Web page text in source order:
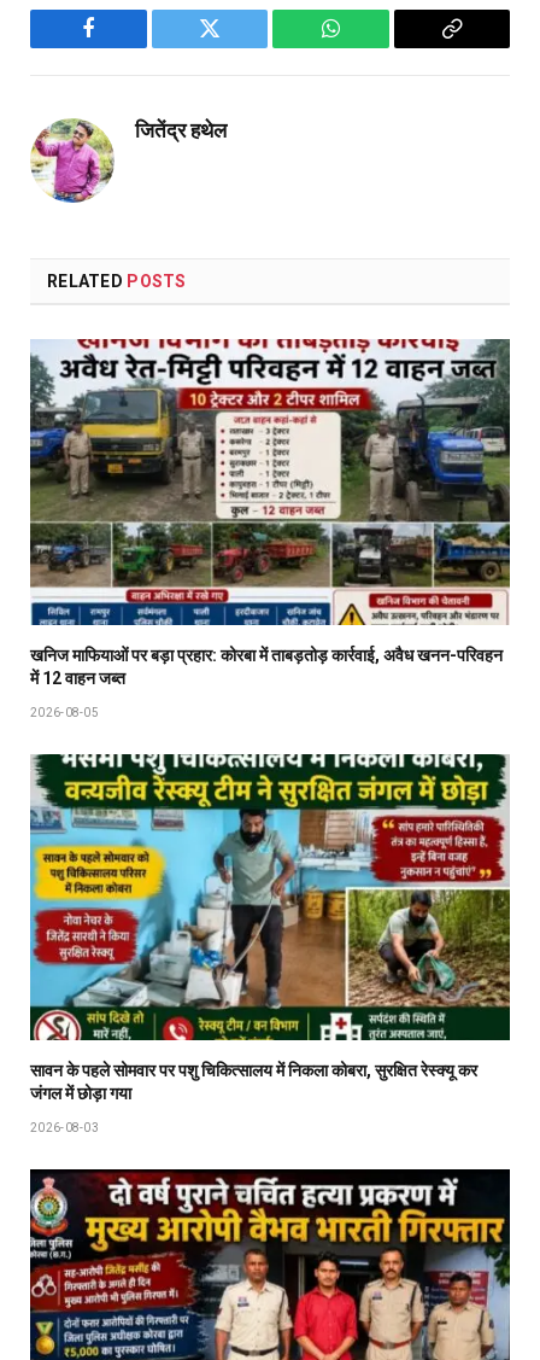
Facebook Twitter WhatsApp
Copy
जितेंद्र हथेल
RELATED POSTS
खनिज माफियाओं पर बड़ा प्रहार: कोरबा में ताबड़तोड़ कार्रवाई, अवैध खनन-परिवहन
में 12 वाहन जब्त
2026-08-05
सावन के पहले सोमवार पर पशु चिकित्सालय में निकला कोबरा, सुरक्षित रेस्क्यू कर
जंगल में छोड़ा गया
2026-08-03